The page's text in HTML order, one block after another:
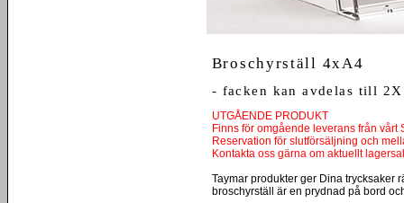
Broschyrställ 4xA4
- facken kan avdelas till
UTGÅENDE PRODUKT
Finns för omgående leverans från vårt
Reservation för slutförsäljning och
Kontakta oss gärna om aktuellt
Taymar produkter ger Dina trycksaker
broschyrställ är en prydnad på bord